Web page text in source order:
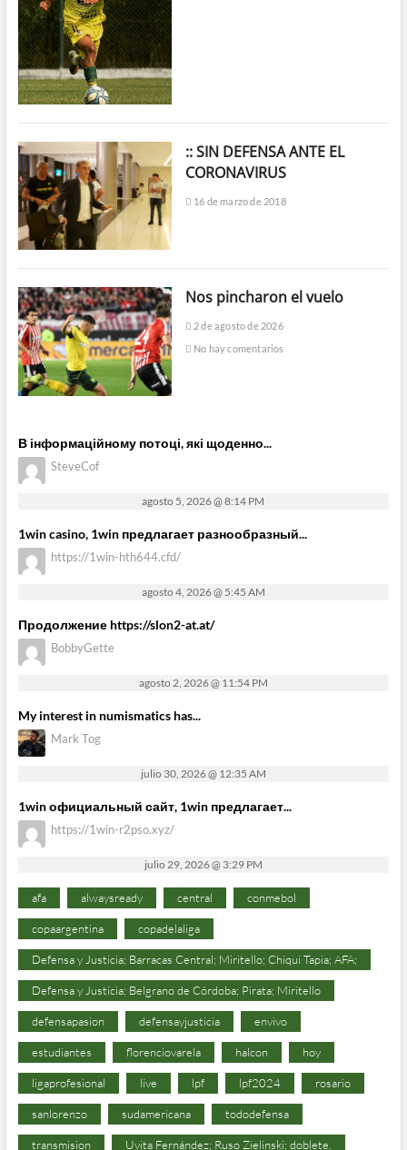
:: SIN DEFENSA ANTE EL
CORONAVIRUS
16 de marzo de 2018
Nos pincharon el vuelo
2 de agosto de 2026
No hay comentarios
В інформаційному потоці, які щоденно...
SteveCof
agosto 5, 2026 @ 8:14 PM
1win casino, 1win предлагает разнообразный...
https://1win-hth644.cfd/
agosto 4, 2026 @ 5:45 AM
Продолжение https://slon2-at.at/
BobbyGette
agosto 2, 2026 @ 11:54 PM
My interest in numismatics has...
Mark Tog
julio 30, 2026 @ 12:35 AM
1win официальный сайт, 1win предлагает...
https://1win-r2pso.xyz/
julio 29, 2026 @ 3:29 PM
afa alwaysready central conmebol
copaargentina copadelaliga
Defensa y Justicia; Barracas Central; Miritello; Chiqui Tapia; AFA;
Defensa y Justicia; Belgrano de Córdoba; Pirata; Miritello
defensapasion defensayjusticia envivo
estudiantes florenciovarela halcon hoy
ligaprofesional live lpf lpf2024 rosario
sanlorenzo sudamericana tododefensa
transmision Uvita Fernández; Ruso Zielinski; doblete.